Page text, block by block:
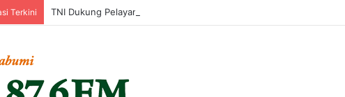
Terkini